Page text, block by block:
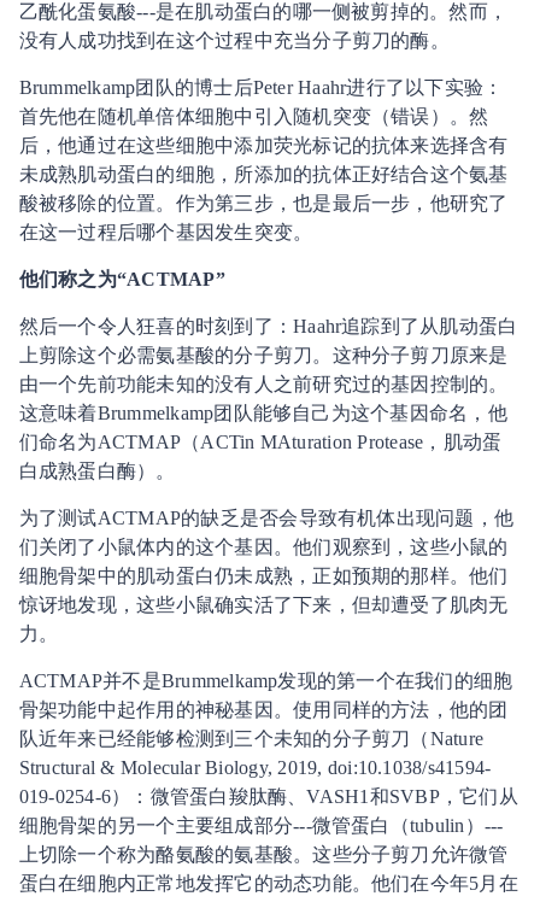
乙酰化蛋氨酸---是在肌动蛋白的哪一侧被剪掉的。然而，
没有人成功找到在这个过程中充当分子剪刀的酶。
Brummelkamp团队的博士后Peter Haahr进行了以下实验：
首先他在随机单倍体细胞中引入随机突变（错误）。然
后，他通过在这些细胞中添加荧光标记的抗体来选择含有
未成熟肌动蛋白的细胞，所添加的抗体正好结合这个氨基
酸被移除的位置。作为第三步，也是最后一步，他研究了
在这一过程后哪个基因发生突变。
他们称之为“ACTMAP”
然后一个令人狂喜的时刻到了：Haahr追踪到了从肌动蛋白
上剪除这个必需氨基酸的分子剪刀。这种分子剪刀原来是
由一个先前功能未知的没有人之前研究过的基因控制的。
这意味着Brummelkamp团队能够自己为这个基因命名，他
们命名为ACTMAP（ACTin MAturation Protease，肌动蛋
白成熟蛋白酶）。
为了测试ACTMAP的缺乏是否会导致有机体出现问题，他
们关闭了小鼠体内的这个基因。他们观察到，这些小鼠的
细胞骨架中的肌动蛋白仍未成熟，正如预期的那样。他们
惊讶地发现，这些小鼠确实活了下来，但却遭受了肌肉无
力。
ACTMAP并不是Brummelkamp发现的第一个在我们的细胞
骨架功能中起作用的神秘基因。使用同样的方法，他的团
队近年来已经能够检测到三个未知的分子剪刀（Nature
Structural & Molecular Biology, 2019, doi:10.1038/s41594-
019-0254-6）：微管蛋白羧肽酶、VASH1和SVBP，它们从
细胞骨架的另一个主要组成部分---微管蛋白（tubulin）---
上切除一个称为酪氨酸的氨基酸。这些分子剪刀允许微管
蛋白在细胞内正常地发挥它的动态功能。他们在今年5月在